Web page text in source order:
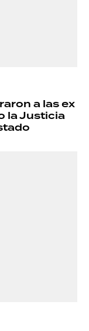
a las ex
la Justicia